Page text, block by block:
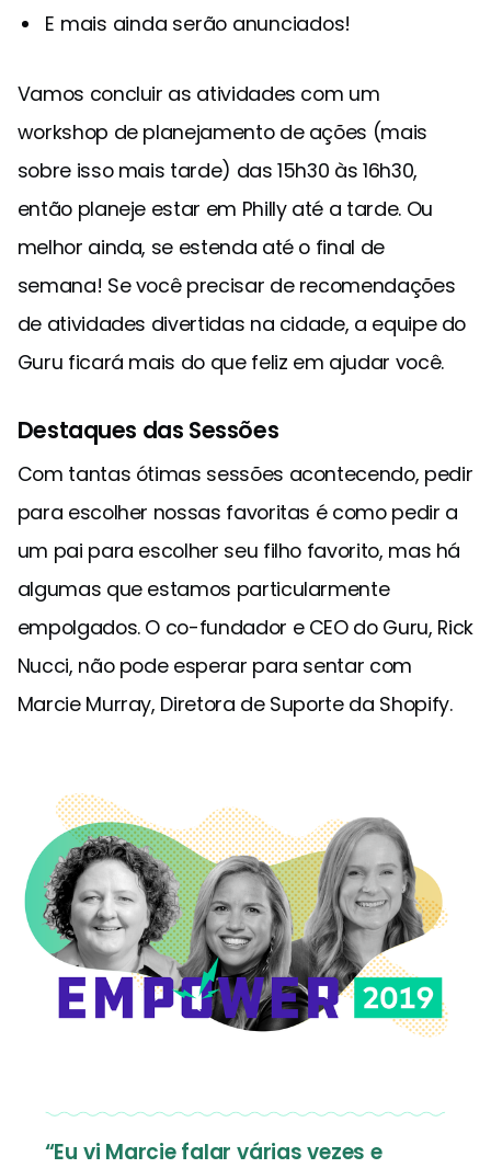
E mais ainda serão anunciados!
Vamos concluir as atividades com um
workshop de planejamento de ações (mais
sobre isso mais tarde) das 15h30 às 16h30,
então planeje estar em Philly até a tarde. Ou
melhor ainda, se estenda até o final de
semana! Se você precisar de recomendações
de atividades divertidas na cidade, a equipe do
Guru ficará mais do que feliz em ajudar você.
Destaques das Sessões
Com tantas ótimas sessões acontecendo, pedir
para escolher nossas favoritas é como pedir a
um pai para escolher seu filho favorito, mas há
algumas que estamos particularmente
empolgados. O co-fundador e CEO do Guru, Rick
Nucci, não pode esperar para sentar com
Marcie Murray, Diretora de Suporte da Shopify.
“Eu vi Marcie falar várias vezes e